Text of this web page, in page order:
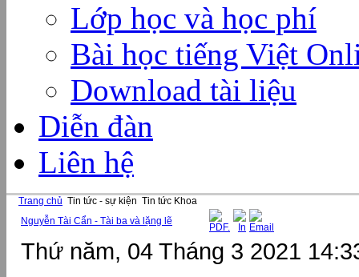
Lớp học và học phí
Bài học tiếng Việt
Download tài liệu
Diễn đàn
Liên hệ
Trang chủ Tin tức - sự kiện Tin tức Khoa
Nguyễn Tài Cẩn - Tài ba và lặng lẽ
Thứ năm, 04 Tháng 3 2021